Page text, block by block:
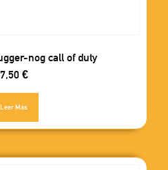
nog call of duty
7,50 €
Leer Más